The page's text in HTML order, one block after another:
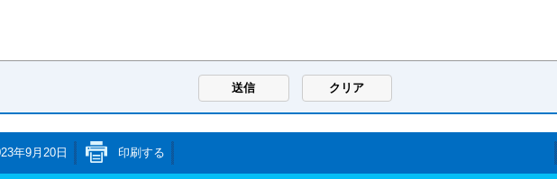
年9月20日 印刷する